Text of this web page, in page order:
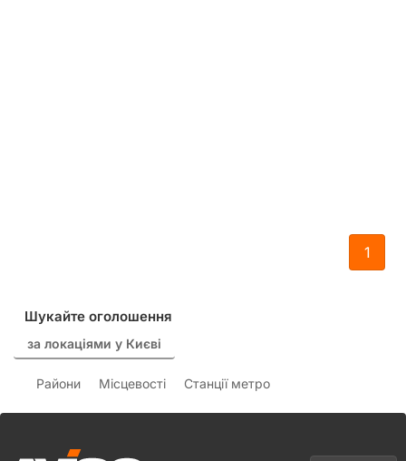
1
Шукайте оголошення
за локаціями у Києві
Райони Місцевості Станції метро